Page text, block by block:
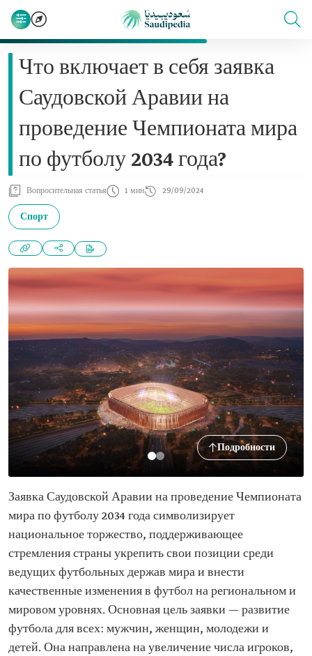
Что включает в себя заявка
Саудовской Аравии на
проведение Чемпионата мира
по футболу 2034 года?
Вопросительная статья 1 мин 29/09/2024
Спорт
Подробности
Заявка Саудовской Аравии на проведение Чемпионата
мира по футболу 2034 года символизирует
национальное торжество, поддерживающее
стремления страны укрепить свои позиции среди
ведущих футбольных держав мира и внести
качественные изменения в футбол на региональном и
мировом уровнях. Основная цель заявки — развитие
футбола для всех: мужчин, женщин, молодежи и
детей. Она направлена на увеличение числа игроков,